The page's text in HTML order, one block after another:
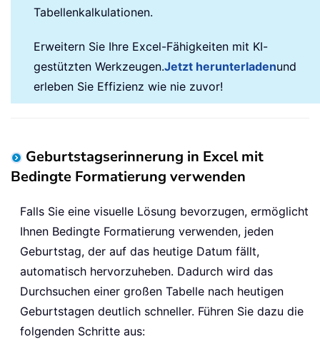
Tabellenkalkulationen.
Erweitern Sie Ihre Excel-Fähigkeiten mit KI-
gestützten Werkzeugen.Jetzt herunterladenund
erleben Sie Effizienz wie nie zuvor!
Geburtstagserinnerung in Excel mit
Bedingte Formatierung verwenden
Falls Sie eine visuelle Lösung bevorzugen, ermöglicht
Ihnen Bedingte Formatierung verwenden, jeden
Geburtstag, der auf das heutige Datum fällt,
automatisch hervorzuheben. Dadurch wird das
Durchsuchen einer großen Tabelle nach heutigen
Geburtstagen deutlich schneller. Führen Sie dazu die
folgenden Schritte aus: